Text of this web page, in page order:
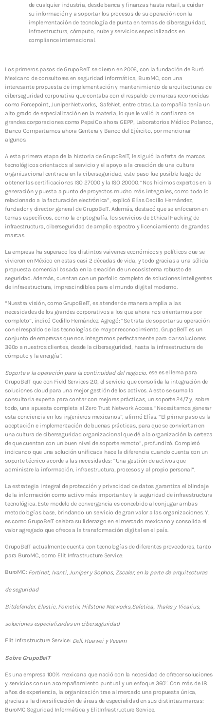
TOP VOTED
Introducen un enfoque proactivo para reducir
ciberataques en México
24 ABRIL, 2019
Centro de Seguridad BeIT ¡La seguridad total en tu
organización a tu alcance!
24 ABRIL, 2019
SOC y NOC: el corazón de la continuidad operativa
en la era digital
3 JUNIO, 2026
La ciberseguridad es una inversión para las
organizaciones
22 SEPTIEMBRE, 2025
de cualquier industria, desde banca y finanzas hasta retail, a cuidar
su información y a soportar los procesos de su operación con la
implementación de tecnología de punta en temas de ciberseguridad,
infraestructura, cómputo, nube y servicios especializados en
compliance internacional.
Los primeros pasos de GrupoBeIT se dieron en 2006, con la fundación de Buró
Mexicano de consultores en seguridad informática, BuroMC, con una
interesante propuesta de implementación y mantenimiento de arquitecturas de
ciberseguridad corporativa que contaba con el respaldo de marcas reconocidas
como Forcepoint, Juniper Networks, SafeNet, entre otras. La compañía tenía un
alto grado de especialización en la materia, lo que le valió la confianza de
grandes corporaciones como PepsiCo ahora GEPP, Laboratorios Médico Polanco,
Banco Compartamos ahora Gentera y Banco del Ejército, por mencionar
algunos.
A esta primera etapa de la historia de GrupoBeIT, le siguió la oferta de marcos
tecnológicos orientados al servicio y el apoyo a la creación de una cultura
organizacional centrada en la ciberseguridad, este paso fue posible luego de
obtener las certificaciones ISO 27000 y la ISO 20000. “Nos hicimos expertos en la
generación y puesta a punto de proyectos mucho más integrales, como todo lo
relacionado a la facturación electrónica”, explicó Elías Cedillo Hernández,
fundador y director general de GrupoBeIT. Además, destacó que se enfocaron en
temas específicos, como la criptografía, los servicios de Ethical Hacking de
infraestructura, ciberseguridad de amplio espectro y licenciamiento de grandes
marcas.
La empresa ha superado los distintos vaivenes económicos y políticos que se
vivieron en México en estas casi 2 décadas de vida, y todo gracias a una sólida
propuesta comercial basada en la creación de un ecosistema robusto de
seguridad. Además, cuentan con un porfolio completo de soluciones inteligentes
de infraestructura, imprescindibles para el mundo digital moderno.
“Nuestra visión, como GrupoBeIT, es atender de manera amplia a las
necesidades de los grandes corporativos a los que ahora nos orientamos por
completo”, indicó Cedillo Hernández. Agregó: “Se trata de soportar su operación
con el respaldo de las tecnologías de mayor reconocimiento. GrupoBeIT es un
conjunto de empresas que nos integramos perfectamente para dar soluciones
360º a nuestros clientes, desde la ciberseguridad, hasta la infraestructura de
cómputo y la energía”.
Soporte a la operación para la continuidad del negocio, ese es el lema para
GrupoBeIT que con Field Services 2.0, el servicio que consolida la integración de
soluciones cloud para una mejor gestión de los activos. A esto se suma la
consultoría experta para contar con mejores prácticas, un soporte 24/7 y, sobre
todo, una apuesta completa al Zero Trust Network Access. “Necesitamos generar
esta conciencia en los ingenieros mexicanos”, afirmó Elías. “El primer paso es la
aceptación e implementación de buenas prácticas, para que se conviertan en
una cultura de ciberseguridad organizacional que dé a la organización la certeza
de que cuentan con un buen nivel de soporte remoto”, profundizó. Completó
indicando que una solución unificada hace la diferencia cuando cuenta con un
soporte técnico acorde a las necesidades: “Una gestión de activos que
administre la información, infraestructura, procesos y al propio personal”.
La estrategia integral de protección y privacidad de datos garantiza el blindaje
de la información como activo más importante y la seguridad de infraestructura
tecnológica. Este modelo de convergencia es concebido al conjugar ambas
metodologías base, brindando un servicio de gran valor a las organizaciones. Y,
es como GrupoBeIT celebra su liderazgo en el mercado mexicano y consolida el
valor agregado que ofrece a la transformación digital en el país.
GrupoBeIT actualmente cuenta con tecnologías de diferentes proveedores, tanto
para BuroMC, como Elit Infrastructure Service:
BuroMC: Fortinet, Ivanti, Juniper y Sophos, Zscaler, en la parte de arquitecturas
de seguridad
Bitdefender, Elastic, Fornetix, Hillstone Networks,Safetica, Thales y Vicarius,
soluciones especializadas en ciberseguridad
Elit Infrastructure Service: Dell, Huawei y Veeam
Sobre GrupoBeIT
Es una empresa 100% mexicana que nació con la necesidad de ofrecer soluciones
y servicios con un acompañamiento puntual y un enfoque 360°. Con más de 18
años de experiencia, la organización trae al mercado una propuesta única,
gracias a la diversificación de áreas de especialidad en sus distintas marcas:
BuroMC Seguridad Informática y ElitInfrastructure Service.